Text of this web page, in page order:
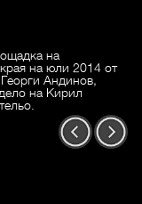
на
на юли 2014 от
Андинов,
на Кирил